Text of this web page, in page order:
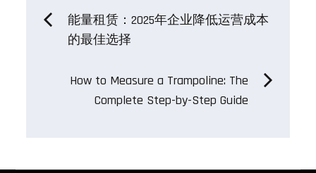
Post能量租赁：2025年企业降低运营成本
的最佳选择
How to Measure a Trampoline: The
Complete Step-by-Step Guide